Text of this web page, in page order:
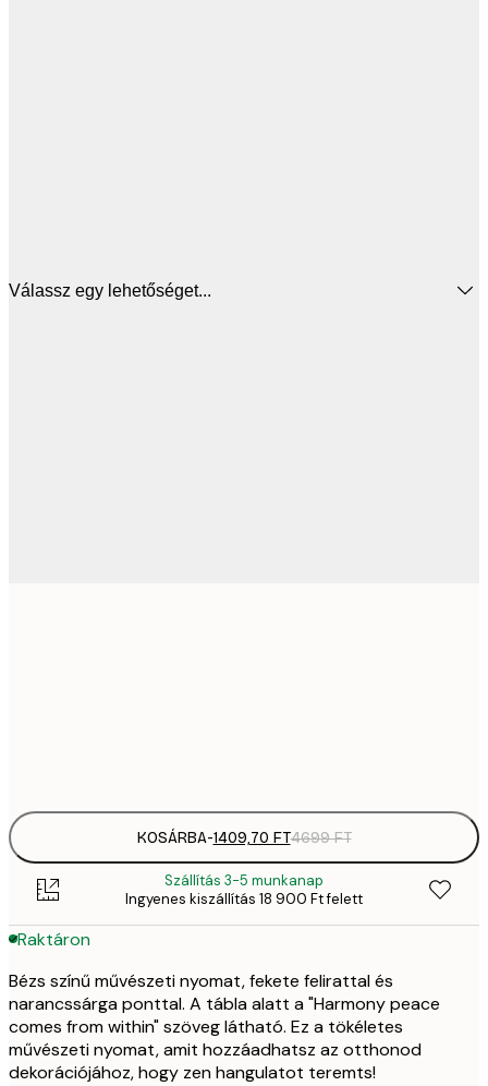
Válassz egy lehetőséget...
KOSÁRBA-1409,70 FT4699 FT
Szállítás 3-5 munkanap
Ingyenes kiszállítás 18 900 Ft felett
Raktáron
Bézs színű művészeti nyomat, fekete felirattal és
narancssárga ponttal. A tábla alatt a "Harmony peace
comes from within" szöveg látható. Ez a tökéletes
művészeti nyomat, amit hozzáadhatsz az otthonod
dekorációjához, hogy zen hangulatot teremts!